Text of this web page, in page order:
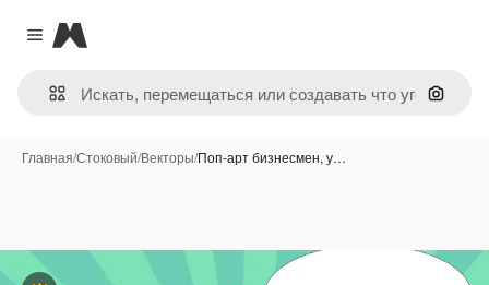
Close menu
Magnific
Поиск
Главная/Стоковый/Векторы/Поп-арт бизнесмен, у…